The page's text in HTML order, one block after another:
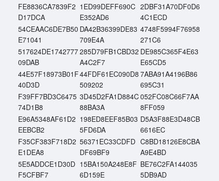
FE8836CA7839F2
D17DCA
1ED99DEFF690C
E352AD6
2DBF31A70DF0D6
4C1ECD
54CEAAC6DE7B50
E71041
DA42B36399DE83
709E4A
4748F5994F76958
271C6
517624DE1742777
09DAB
285D79FB1CBD32
A4C2F7
DE985C365F4E63
E65CD5
44E57F18973B01F
40D3D
44FDF61EC090D8
509202
7ABA91A4196B86
695C31
F39FF7BD3C6475
74D1B8
3D45D2FA1D884C
88BA3A
052FC08C66F7AA
8FF059
E96A5348AF61D2
EEBCB2
198ED8EEF85B03
5FD6DA
D5A3F88E3D48CB
6616EC
F35CF383F718D2
E1DEA8
56371EC33CDFD
DF69BF9
C8BD18126E8CBA
A9E4BD
5E5ADDCE1D30D
F5CFBF7
15BA150A248E8F
6D159E
BE76C2FA144035
5DB9AD